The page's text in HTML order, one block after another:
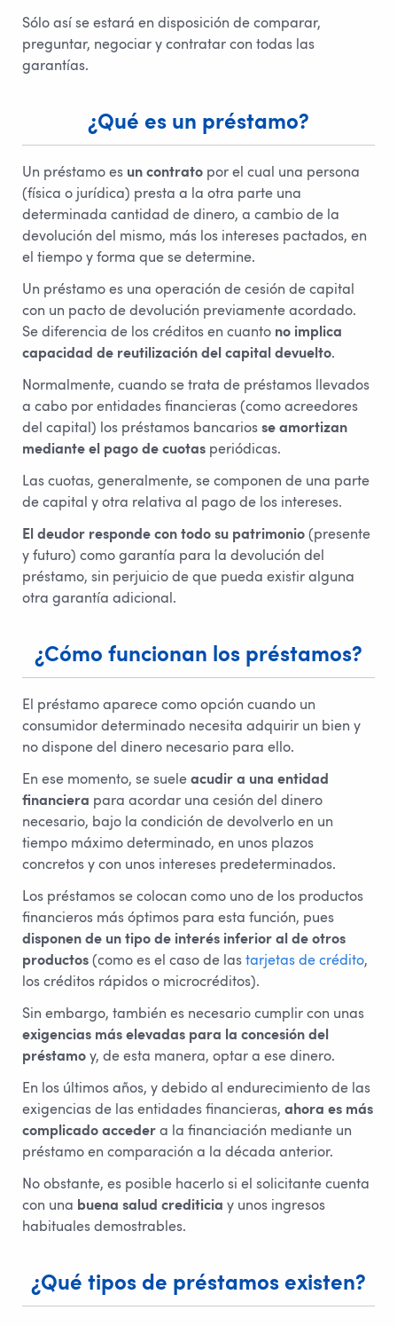
Sólo así se estará en disposición de comparar,
preguntar, negociar y contratar con todas las
garantías.
¿Qué es un préstamo?
Un préstamo es un contrato por el cual una persona
(física o jurídica) presta a la otra parte una
determinada cantidad de dinero, a cambio de la
devolución del mismo, más los intereses pactados, en
el tiempo y forma que se determine.
Un préstamo es una operación de cesión de capital
con un pacto de devolución previamente acordado.
Se diferencia de los créditos en cuanto no implica
capacidad de reutilización del capital devuelto.
Normalmente, cuando se trata de préstamos llevados
a cabo por entidades financieras (como acreedores
del capital) los préstamos bancarios se amortizan
mediante el pago de cuotas periódicas.
Las cuotas, generalmente, se componen de una parte
de capital y otra relativa al pago de los intereses.
El deudor responde con todo su patrimonio (presente
y futuro) como garantía para la devolución del
préstamo, sin perjuicio de que pueda existir alguna
otra garantía adicional.
¿Cómo funcionan los préstamos?
El préstamo aparece como opción cuando un
consumidor determinado necesita adquirir un bien y
no dispone del dinero necesario para ello.
En ese momento, se suele acudir a una entidad
financiera para acordar una cesión del dinero
necesario, bajo la condición de devolverlo en un
tiempo máximo determinado, en unos plazos
concretos y con unos intereses predeterminados.
Los préstamos se colocan como uno de los productos
financieros más óptimos para esta función, pues
disponen de un tipo de interés inferior al de otros
productos (como es el caso de las tarjetas de crédito,
los créditos rápidos o microcréditos).
Sin embargo, también es necesario cumplir con unas
exigencias más elevadas para la concesión del
préstamo y, de esta manera, optar a ese dinero.
En los últimos años, y debido al endurecimiento de las
exigencias de las entidades financieras, ahora es más
complicado acceder a la financiación mediante un
préstamo en comparación a la década anterior.
No obstante, es posible hacerlo si el solicitante cuenta
con una buena salud crediticia y unos ingresos
habituales demostrables.
¿Qué tipos de préstamos existen?